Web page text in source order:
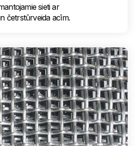
sieti ar
četrstūrveida acīm.